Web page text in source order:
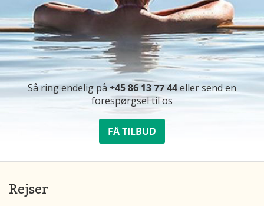
Så ring endelig på +45 86 13 77 44eller send en
forespørgsel til os
FÅ TILBUD
Rejser